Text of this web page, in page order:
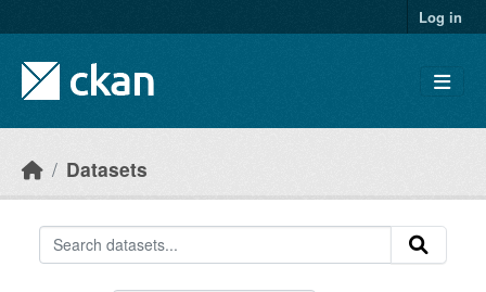
Log in
Datasets